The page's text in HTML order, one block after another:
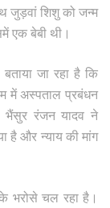
जुड़वां शिशु को जन्म
एक बेबी थी।
जा रहा है कि
में अस्पताल प्रबंधन
भैंसुर रंजन यादव ने
है और न्याय की मांग
भरोसे चल रहा है।